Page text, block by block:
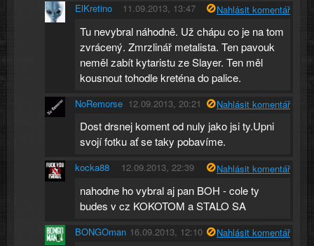
ElKretino 11.09.2013, 13:47 Nahlásit komentář
Tu nevybral náhodně. Už chápu co je na tom
zvrácený. Zmrzlinář metalista. Ten pavouk
neměl zabít kytaristu ze Slayer. Ten měl
kousnout tohodle kreténa do palice.
NoRemorse 12.09.2013, 20:21 Nahlásit komentář
Dost drsnej koment od nuly jako jsi ty.Upni
svojí fotku ať se taky pobavíme.
kocka88 12.09.2013, 22:39 Nahlásit komentář
nahodne ho vybral aj pan BOH - cole ty
budes v cz KOKOTOM a STALO SA
BONGOman 16.09.2013, 12:10 Nahlásit komentář